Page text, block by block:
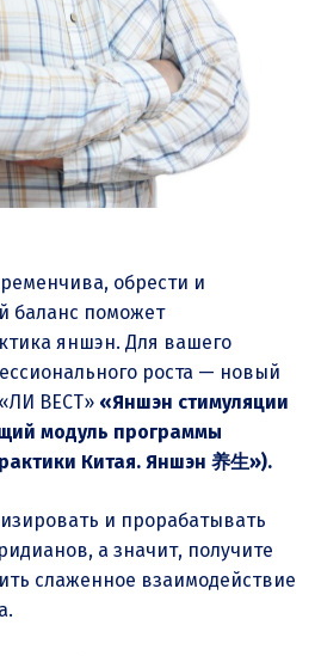
обрести и
баланс поможет
яншэн. Для вашего
роста — новый
ВЕСТ» «Яншэн стимуляции
модуль программы
Китая. Яншэн 养生»).
и прорабатывать
а значит, получите
слаженное взаимодействие